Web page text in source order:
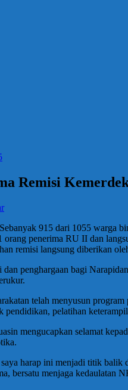
Remisi
915 dari 1055 warga
penerima RU II dan
remisi langsung diberikan
penghargaan bagi
telah menyusun
pendidikan, pelatihan
mengucapkan selamat
harap ini menjadi titik
bersatu menjaga kedaulatan